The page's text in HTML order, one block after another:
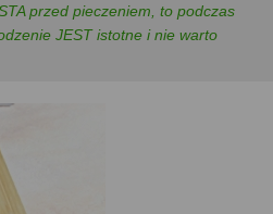
przed pieczeniem, to podczas
JEST istotne i nie warto